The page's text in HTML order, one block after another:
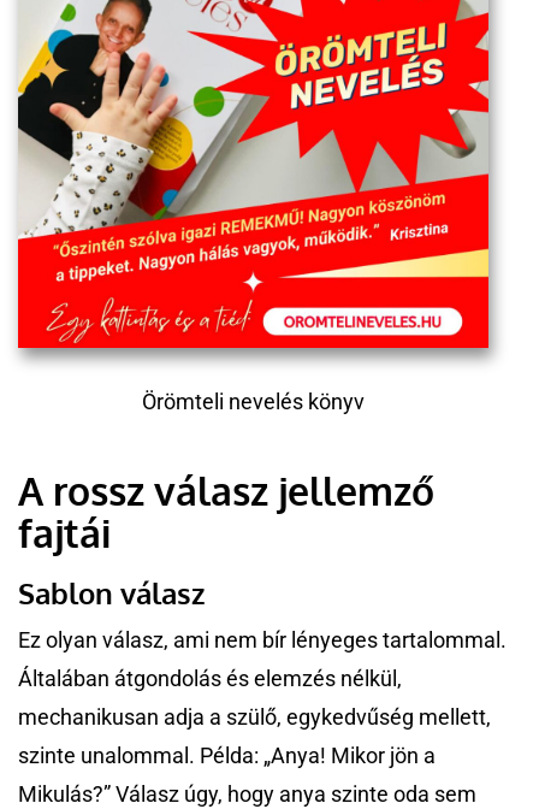
Örömteli nevelés könyv
A rossz válasz jellemző
fajtái
Sablon válasz
Ez olyan válasz, ami nem bír lényeges tartalommal.
Általában átgondolás és elemzés nélkül,
mechanikusan adja a szülő, egykedvűség mellett,
szinte unalommal. Példa: „Anya! Mikor jön a
Mikulás?” Válasz úgy, hogy anya szinte oda sem